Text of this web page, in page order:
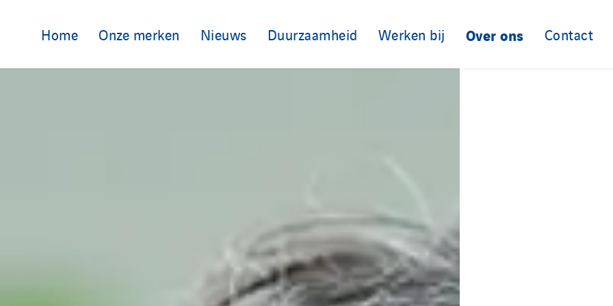
Home Onze merken Nieuws Duurzaamheid Werken bij Over ons Contact